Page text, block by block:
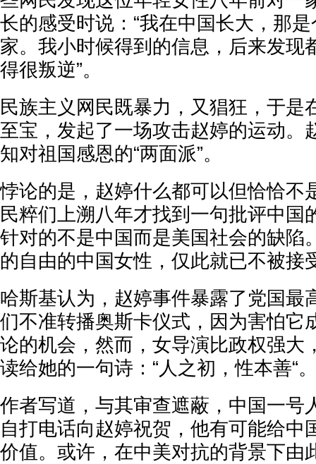
长的感受时说：“我在中国长大，那
家。我小时候得到的信息，后来发现
得很叛逆”。
民族主义网民既暴力，又猖狂，于是
至宝，发起了一场攻击赵婷的运动。
知对祖国感恩的“两面派”。
悖论的是，赵婷什么都可以但恰恰不
民粹们上溯八年才找到一句批评中国
针对的不是中国而是美国社会的缺陷
的自由的中国女性，仅此就已不被接
哈斯基认为，赵婷事件暴露了党国最
们不准转播奥斯卡仪式，因为害怕它
论的机会，然而，女导演比政权强大
读给她的一句诗：“人之初，性本善“
作者写道，与其审查遮蔽，中国一号
自打电话向赵婷祝贺，他有可能给中
价值。或许，在中美对抗的背景下由